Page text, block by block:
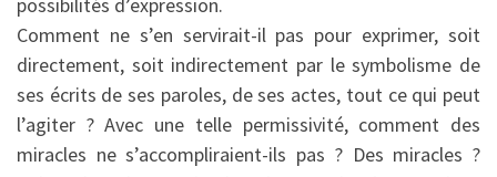
Comment ne s’en servirait-il pas pour exprimer, soit
directement, soit indirectement par le symbolisme de
ses écrits de ses paroles, de ses actes, tout ce qui peut
l’agiter ? Avec une telle permissivité, comment des
miracles ne s’accompliraient-ils pas ? Des miracles ?